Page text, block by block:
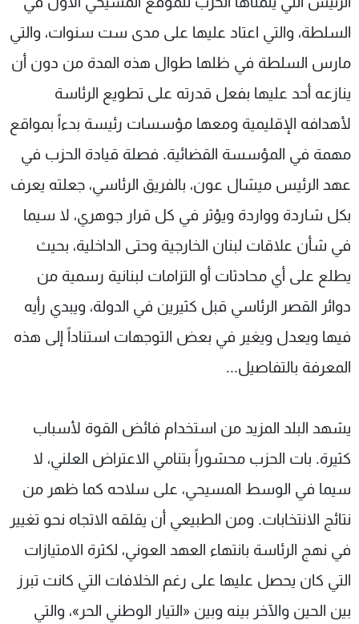
السلطة، والتي اعتاد عليها على مدى ست سنوات، والتي
مارس السلطة في ظلها طوال هذه المدة من دون أن
ينازعه أحد عليها بفعل قدرته على تطويع الرئاسة
لأهدافه الإقليمية ومعها مؤسسات رئيسة بدءاً بمواقع
مهمة في المؤسسة القضائية. فصلة قيادة الحزب في
عهد الرئيس ميشال عون، بالفريق الرئاسي، جعلته يعرف
بكل شاردة وواردة ويؤثر في كل قرار جوهري، لا سيما
في شأن علاقات لبنان الخارجية وحتى الداخلية، بحيث
يطلع على أي محادثات أو التزامات لبنانية رسمية من
دوائر القصر الرئاسي قبل كثيرين في الدولة، ويبدي رأيه
فيها ويعدل ويغير في بعض التوجهات استناداً إلى هذه
المعرفة بالتفاصيل...
يشهد البلد المزيد من استخدام فائض القوة لأسباب
كثيرة. بات الحزب محشوراً بتنامي الاعتراض العلني، لا
سيما في الوسط المسيحي، على سلاحه كما ظهر من
نتائج الانتخابات. ومن الطبيعي أن يقلقه الاتجاه نحو تغيير
في نهج الرئاسة بانتهاء العهد العوني، لكثرة الامتيازات
التي كان يحصل عليها على رغم الخلافات التي كانت تبرز
بين الحين والآخر بينه وبين «التيار الوطني الحر»، والتي